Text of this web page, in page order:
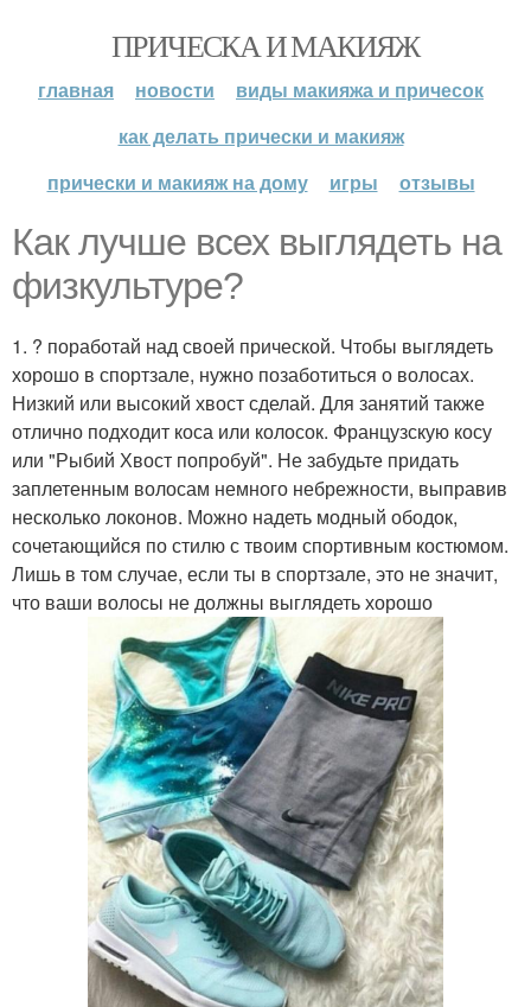
ПРИЧЕСКА И МАКИЯЖ
главная новости
виды макияжа и причесок
как делать прически и макияж
прически и макияж на дому
игры отзывы
Как лучше всех выглядеть на
физкультуре?
1. ? поработай над своей прической. Чтобы выглядеть
хорошо в спортзале, нужно позаботиться о волосах.
Низкий или высокий хвост сделай. Для занятий также
отлично подходит коса или колосок. Французскую косу
или "Рыбий Хвост попробуй". Не забудьте придать
заплетенным волосам немного небрежности, выправив
несколько локонов. Можно надеть модный ободок,
сочетающийся по стилю с твоим спортивным костюмом.
Лишь в том случае, если ты в спортзале, это не значит,
что ваши волосы не должны выглядеть хорошо